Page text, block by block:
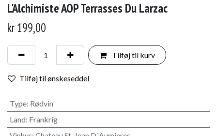
L'Alchimiste AOP Terrasses Du Larzac
kr199,00
Tilføj til kurv
Tilføj til ønskeseddel
Type: Rødvin
Land: Frankrig